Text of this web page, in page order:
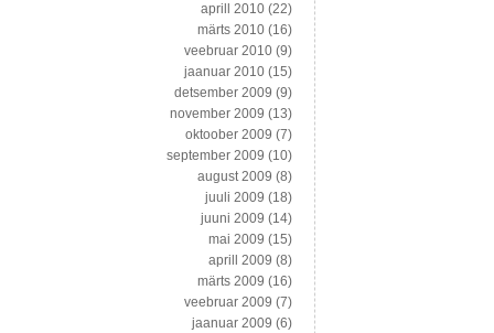
aprill 2010 (22)
märts 2010 (16)
veebruar 2010 (9)
jaanuar 2010 (15)
detsember 2009 (9)
november 2009 (13)
oktoober 2009 (7)
september 2009 (10)
august 2009 (8)
juuli 2009 (18)
juuni 2009 (14)
mai 2009 (15)
aprill 2009 (8)
märts 2009 (16)
veebruar 2009 (7)
jaanuar 2009 (6)